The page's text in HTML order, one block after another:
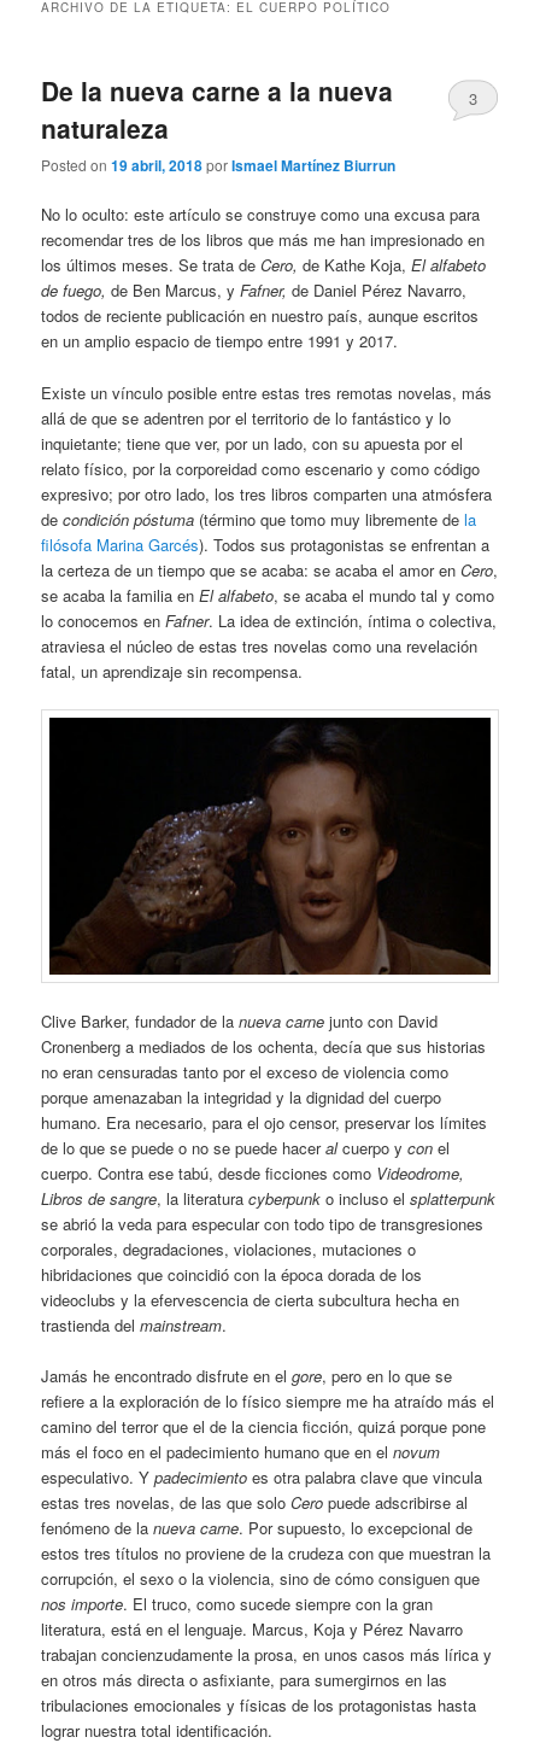
ARCHIVO DE LA ETIQUETA: EL CUERPO POLÍTICO
De la nueva carne a la nueva
naturaleza
Posted on19 abril, 2018porIsmael Martínez Biurrun
3
No lo oculto: este artículo se construye como una excusa para
recomendar tres de los libros que más me han impresionado en
los últimos meses. Se trata deCero, de Kathe Koja,El alfabeto
de fuego,de Ben Marcus, yFafner, de Daniel Pérez Navarro,
todos de reciente publicación en nuestro país, aunque escritos
en un amplio espacio de tiempo entre 1991 y 2017.
Existe un vínculo posible entre estas tres remotas novelas, más
allá de que se adentren por el territorio de lo fantástico y lo
inquietante; tiene que ver, por un lado, con su apuesta por el
relato físico, por la corporeidad como escenario y como código
expresivo; por otro lado, los tres libros comparten una atmósfera
decondición póstuma (término que tomo muy libremente dela
filósofa Marina Garcés). Todos sus protagonistas se enfrentan a
la certeza de un tiempo que se acaba: se acaba el amor enCero,
se acaba la familia enEl alfabeto, se acaba el mundo tal y como
lo conocemos enFafner. La idea de extinción, íntima o colectiva,
atraviesa el núcleo de estas tres novelas como una revelación
fatal, un aprendizaje sin recompensa.
Clive Barker, fundador de lanueva carne junto con David
Cronenberg a mediados de los ochenta, decía que sus historias
no eran censuradas tanto por el exceso de violencia como
porque amenazaban la integridad y la dignidad del cuerpo
humano. Era necesario, para el ojo censor, preservar los límites
de lo que se puede o no se puede haceralcuerpo ycon el
cuerpo. Contra ese tabú, desde ficciones como Videodrome,
Libros de sangre, la literaturacyberpunk o incluso elsplatterpunk
se abrió la veda para especular con todo tipo de transgresiones
corporales, degradaciones, violaciones, mutaciones o
hibridaciones que coincidió con la época dorada de los
videoclubs y la efervescencia de cierta subcultura hecha en
trastienda delmainstream.
Jamás he encontrado disfrute en elgore, pero en lo que se
refiere a la exploración de lo físico siempre me ha atraído más el
camino del terror que el de la ciencia ficción, quizá porque pone
más el foco en el padecimiento humano que en elnovum
especulativo. Ypadecimiento es otra palabra clave que vincula
estas tres novelas, de las que soloCero puede adscribirse al
fenómeno de lanueva carne. Por supuesto, lo excepcional de
estos tres títulos no proviene de la crudeza con que muestran la
corrupción, el sexo o la violencia, sino de cómo consiguen que
nos importe. El truco, como sucede siempre con la gran
literatura, está en el lenguaje. Marcus, Koja y Pérez Navarro
trabajan concienzudamente la prosa, en unos casos más lírica y
en otros más directa o asfixiante, para sumergirnos en las
tribulaciones emocionales y físicas de los protagonistas hasta
lograr nuestra total identificación.